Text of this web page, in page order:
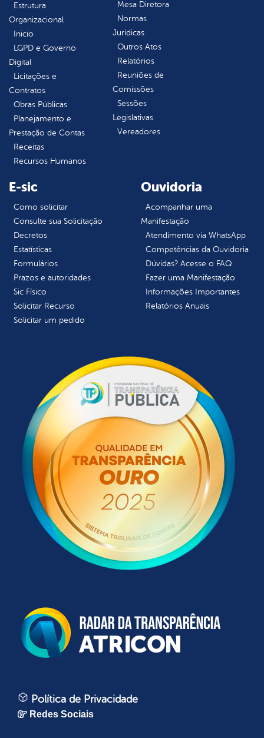
Estrutura
Organizacional
Inicio
LGPD e Governo
Digital
Licitações e
Contratos
Obras Públicas
Planejamento e
Prestação de Contas
Receitas
Recursos Humanos
Mesa Diretora
Normas
Jurídicas
Outros Atos
Relatórios
Reuniões de
Comissões
Sessões
Legislativas
Vereadores
E-sic
Como solicitar
Consulte sua Solicitação
Decretos
Estatísticas
Formulários
Prazos e autoridades
Sic Físico
Solicitar Recurso
Solicitar um pedido
Ouvidoria
Acompanhar uma
Manifestação
Atendimento via WhatsApp
Competências da Ouvidoria
Dúvidas? Acesse o FAQ
Fazer uma Manifestação
Informações Importantes
Relatórios Anuais
Política de Privacidade
Redes Sociais